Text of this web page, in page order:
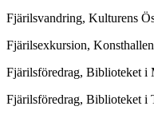
Fjärilsvandring, Kulturens
Fjärilsexkursion,
Fjärilsföredrag, Biblioteket i
Fjärilsföredrag, Biblioteket i